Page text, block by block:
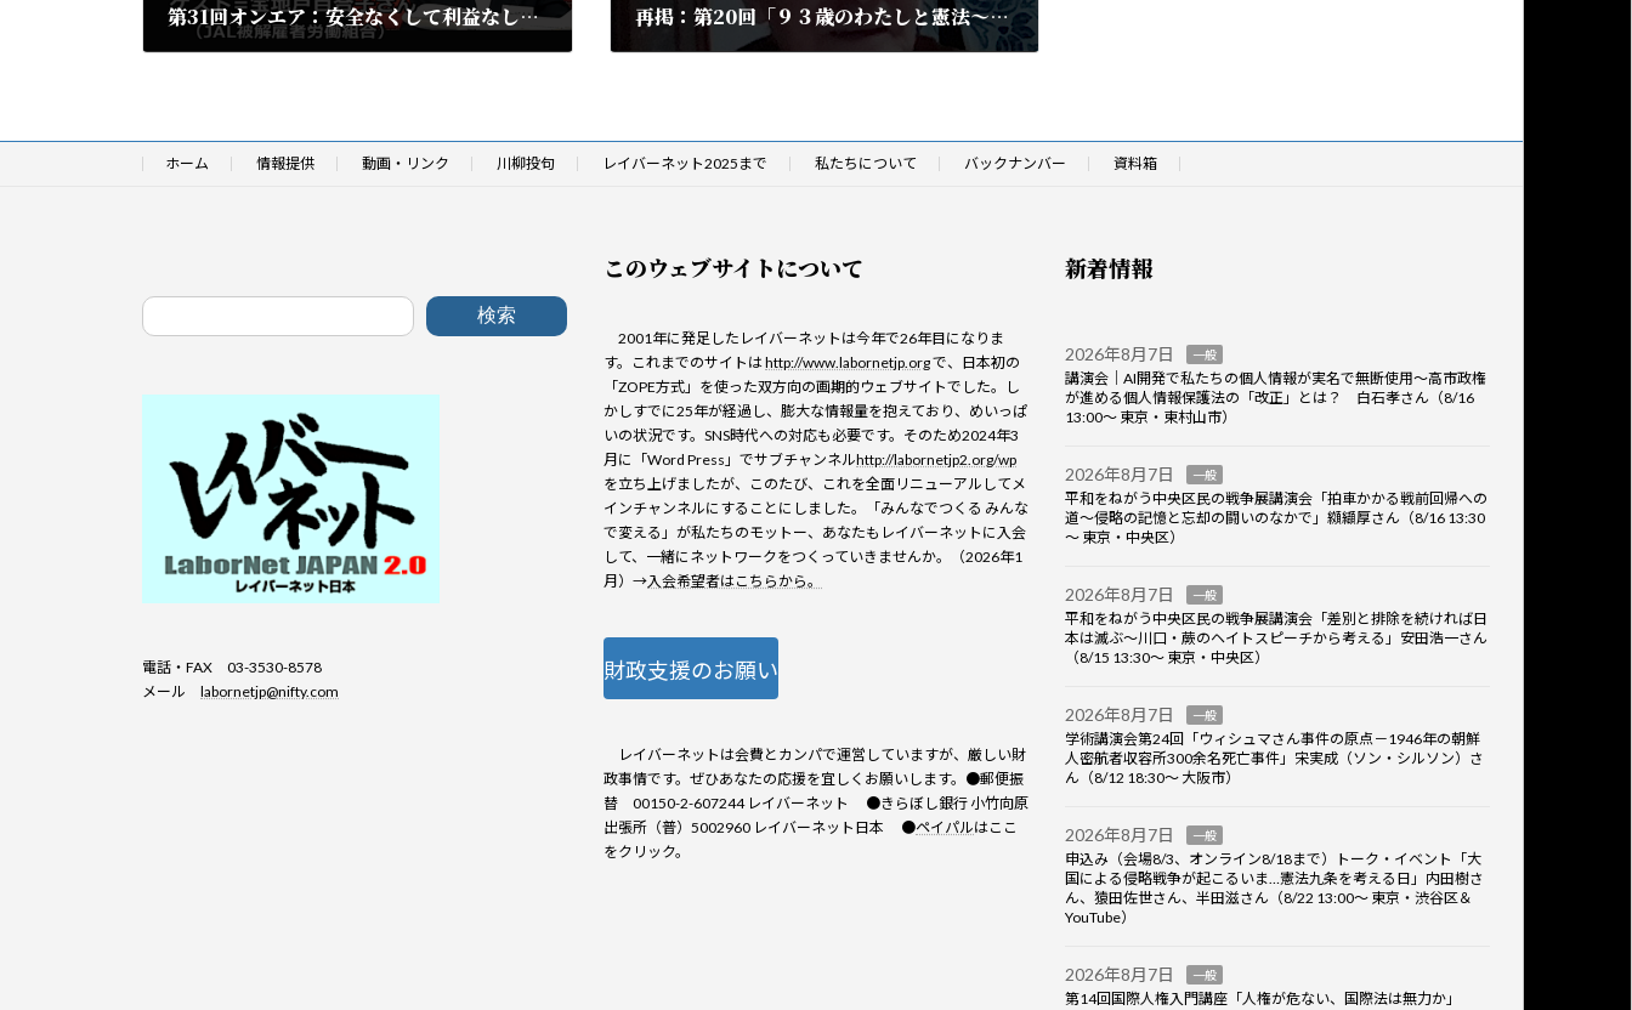
第31回オンエア：安全なくして利益なし—宝地戸百合子さんに聞く 再掲：第20回「９３歳のわたしと憲法〜笠啓一さんに聞く」（完全字幕版）2025.9.20公開
ホーム 情報提供 動画・リンク 川柳投句 レイバーネット2025まで 私たちについて バックナンバー 資料箱
検索
電話・FAX 03-3530-8578
メール labornetjp@nifty.com
このウェブサイトについて
2001年に発足したレイバーネットは今年で26年目になりま
す。これまでのサイトはhttp://www.labornetjp.orgで、日本初の
「ZOPE方式」を使った双方向の画期的ウェブサイトでした。し
かしすでに25年が経過し、膨大な情報量を抱えており、めいっぱ
いの状況です。SNS時代への対応も必要です。そのため2024年3
月に「Word Press」でサブチャンネルhttp://labornetjp2.org/wp
を立ち上げましたが、このたび、これを全面リニューアルしてメ
インチャンネルにすることにしました。「みんなでつくる みんな
で変える」が私たちのモットー、あなたもレイバーネットに入会
して、一緒にネットワークをつくっていきませんか。（2026年1
月）→入会希望者はこちらから。
財政支援のお願い
レイバーネットは会費とカンパで運営していますが、厳しい財
政事情です。ぜひあなたの応援を宜しくお願いします。●郵便振
替 00150-2-607244 レイバーネット ●きらぼし銀行 小竹向原
出張所（普）5002960 レイバーネット日本 ●ペイパルはここ
をクリック。
新着情報
2026年8月7日 一般
講演会｜AI開発で私たちの個人情報が実名で無断使用～高市政権
が進める個人情報保護法の「改正」とは？ 白石孝さん（8/16
13:00～ 東京・東村山市）
2026年8月7日 一般
平和をねがう中央区民の戦争展講演会「拍車かかる戦前回帰への
道～侵略の記憶と忘却の闘いのなかで」纐纈厚さん（8/16 13:30
～ 東京・中央区）
2026年8月7日 一般
平和をねがう中央区民の戦争展講演会「差別と排除を続ければ日
本は滅ぶ～川口・蕨のヘイトスピーチから考える」安田浩一さん
（8/15 13:30～ 東京・中央区）
2026年8月7日 一般
学術講演会第24回「ウィシュマさん事件の原点－1946年の朝鮮
人密航者収容所300余名死亡事件」宋実成（ソン・シルソン）さ
ん（8/12 18:30～ 大阪市）
2026年8月7日 一般
申込み（会場8/3、オンライン8/18まで）トーク・イベント「大
国による侵略戦争が起こるいま…憲法九条を考える日」内田樹さ
ん、猿田佐世さん、半田滋さん（8/22 13:00～ 東京・渋谷区＆
YouTube）
2026年8月7日 一般
第14回国際人権入門講座「人権が危ない、国際法は無力か」